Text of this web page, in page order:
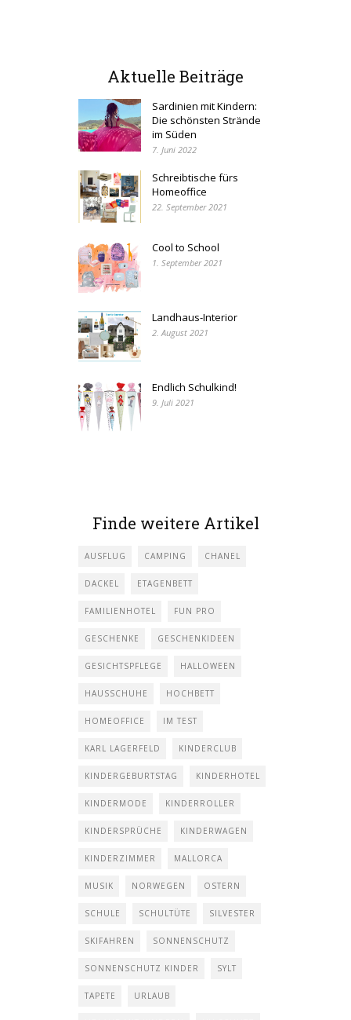
Aktuelle Beiträge
Sardinien mit Kindern:
Die schönsten Strände
im Süden
7. Juni 2022
Schreibtische fürs
Homeoffice
22. September 2021
Cool to School
1. September 2021
Landhaus-Interior
2. August 2021
Endlich Schulkind!
9. Juli 2021
Finde weitere Artikel
AUSFLUG CAMPING CHANEL
DACKEL ETAGENBETT
FAMILIENHOTEL FUN PRO
GESCHENKE GESCHENKIDEEN
GESICHTSPFLEGE HALLOWEEN
HAUSSCHUHE HOCHBETT
HOMEOFFICE IM TEST
KARL LAGERFELD KINDERCLUB
KINDERGEBURTSTAG KINDERHOTEL
KINDERMODE KINDERROLLER
KINDERSPRÜCHE KINDERWAGEN
KINDERZIMMER MALLORCA
MUSIK NORWEGEN OSTERN
SCHULE SCHULTÜTE SILVESTER
SKIFAHREN SONNENSCHUTZ
SONNENSCHUTZ KINDER SYLT
TAPETE URLAUB